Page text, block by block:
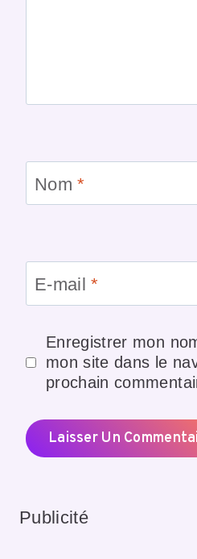
Nom*
E-mail*
Enregistrer mon
mon site dans le
prochain
Publicité